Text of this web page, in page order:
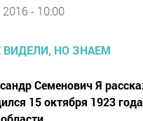
- 10:00
Семенович Я
15 октября 1923